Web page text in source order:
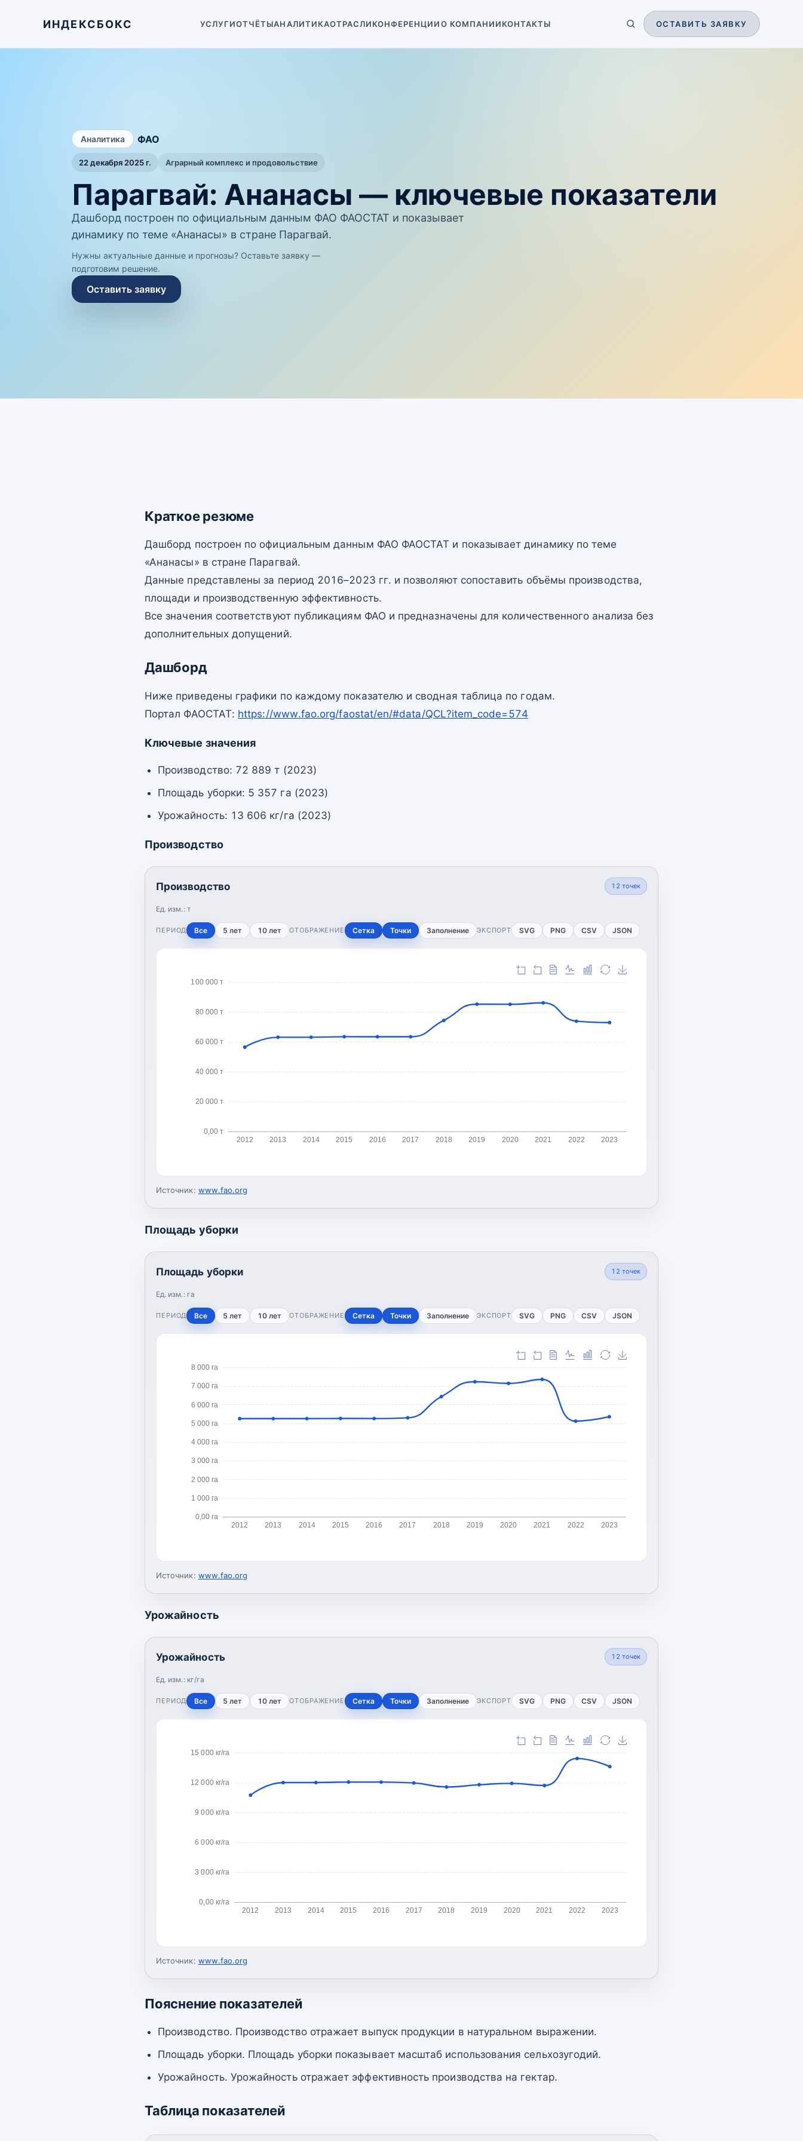
ИНДЕКСБОКС УСЛУГИОТЧЁТЫАНАЛИТИКАОТРАСЛИКОНФЕРЕНЦИИО КОМПАНИИКОНТАКТЫ ОСТАВИТЬ ЗАЯВКУ
Аналитика /ФАО
22 декабря 2025 г. Аграрный комплекс и продовольствие
Парагвай: Ананасы — ключевые показатели
Дашборд построен по официальным данным ФАО ФАОСТАТ и показывает
динамику по теме «Ананасы» в стране Парагвай.
Нужны актуальные данные и прогнозы? Оставьте заявку —
подготовим решение.
Оставить заявку
Краткое резюме
Дашборд построен по официальным данным ФАО ФАОСТАТ и показывает динамику по теме
«Ананасы» в стране Парагвай.
Данные представлены за период 2016–2023 гг. и позволяют сопоставить объёмы производства,
площади и производственную эффективность.
Все значения соответствуют публикациям ФАО и предназначены для количественного анализа без
дополнительных допущений.
Дашборд
Ниже приведены графики по каждому показателю и сводная таблица по годам.
Портал ФАОСТАТ: https://www.fao.org/faostat/en/#data/QCL?item_code=574
Ключевые значения
Производство: 72 889 т (2023)
Площадь уборки: 5 357 га (2023)
Урожайность: 13 606 кг/га (2023)
Производство
Производство
Ед. изм.: т
12 точек
ПЕРИОД Все 5 лет 10 лет ОТОБРАЖЕНИЕ Сетка Точки Заполнение ЭКСПОРТ SVG PNG CSV JSON
0,00 т
20 000 т
40 000 т
60 000 т
80 000 т
100 000 т
2012 2013 2014 2015 2016 2017 2018 2019 2020 2021 2022 2023
Источник: www.fao.org
Площадь уборки
Площадь уборки
Ед. изм.: га
12 точек
ПЕРИОД Все 5 лет 10 лет ОТОБРАЖЕНИЕ Сетка Точки Заполнение ЭКСПОРТ SVG PNG CSV JSON
0,00 га
1 000 га
2 000 га
3 000 га
4 000 га
5 000 га
6 000 га
7 000 га
8 000 га
2012 2013 2014 2015 2016 2017 2018 2019 2020 2021 2022 2023
Источник: www.fao.org
Урожайность
Урожайность
Ед. изм.: кг/га
12 точек
ПЕРИОД Все 5 лет 10 лет ОТОБРАЖЕНИЕ Сетка Точки Заполнение ЭКСПОРТ SVG PNG CSV JSON
0,00 кг/га
3 000 кг/га
6 000 кг/га
9 000 кг/га
12 000 кг/га
15 000 кг/га
2012 2013 2014 2015 2016 2017 2018 2019 2020 2021 2022 2023
Источник: www.fao.org
Пояснение показателей
Производство. Производство отражает выпуск продукции в натуральном выражении.
Площадь уборки. Площадь уборки показывает масштаб использования сельхозугодий.
Урожайность. Урожайность отражает эффективность производства на гектар.
Таблица показателей